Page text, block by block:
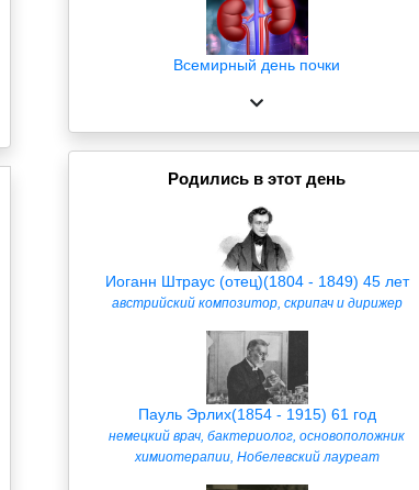
Всемирный день почки
Родились в этот день
Иоганн Штраус (отец)(1804 - 1849) 45 лет
австрийский композитор, скрипач и дирижер
Пауль Эрлих(1854 - 1915) 61 год
немецкий врач, бактериолог, основоположник
химиотерапии, Нобелевский лауреат